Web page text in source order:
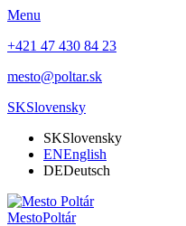
Menu
+421 47 430 84 23
mesto@poltar.sk
SKSlovensky
SKSlovensky
ENEnglish
DEDeutsch
MestoPoltár